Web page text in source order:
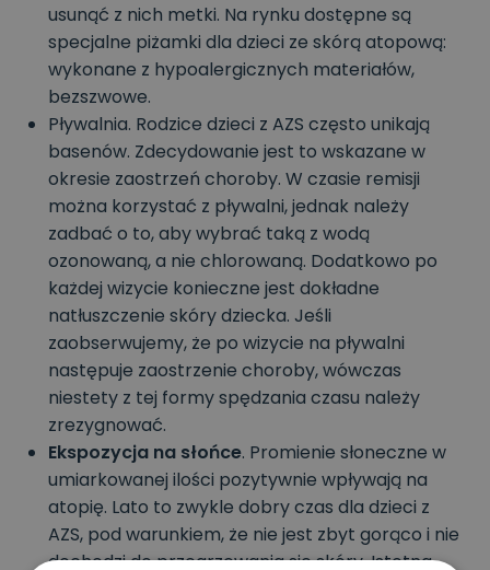
usunąć z nich metki. Na rynku dostępne są
specjalne piżamki dla dzieci ze skórą atopową:
wykonane z hypoalergicznych materiałów,
bezszwowe.
Pływalnia. Rodzice dzieci z AZS często unikają
basenów. Zdecydowanie jest to wskazane w
okresie zaostrzeń choroby. W czasie remisji
można korzystać z pływalni, jednak należy
zadbać o to, aby wybrać taką z wodą
ozonowaną, a nie chlorowaną. Dodatkowo po
każdej wizycie konieczne jest dokładne
natłuszczenie skóry dziecka. Jeśli
zaobserwujemy, że po wizycie na pływalni
następuje zaostrzenie choroby, wówczas
niestety z tej formy spędzania czasu należy
zrezygnować.
Ekspozycja na słońce. Promienie słoneczne w
umiarkowanej ilości pozytywnie wpływają na
atopię. Lato to zwykle dobry czas dla dzieci z
AZS, pod warunkiem, że nie jest zbyt gorąco i nie
dochodzi do przegrzewania się skóry. Istotna